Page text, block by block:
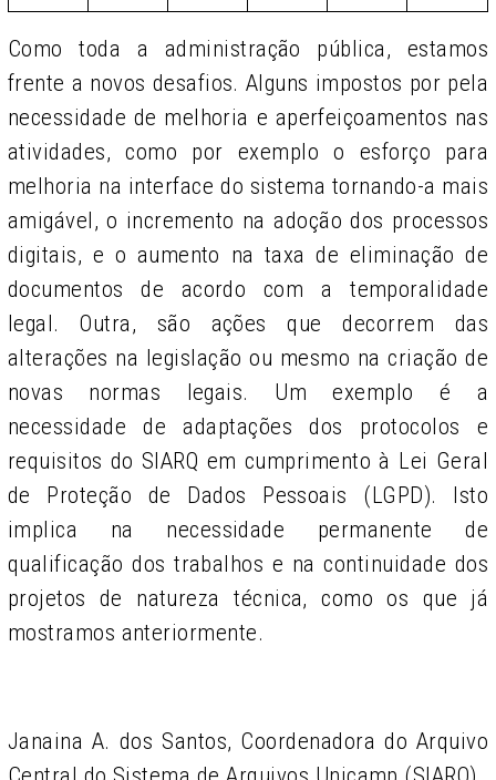
Como toda a administração pública, estamos
frente a novos desafios. Alguns impostos por pela
necessidade de melhoria e aperfeiçoamentos nas
atividades, como por exemplo o esforço para
melhoria na interface do sistema tornando-a mais
amigável, o incremento na adoção dos processos
digitais, e o aumento na taxa de eliminação de
documentos de acordo com a temporalidade
legal. Outra, são ações que decorrem das
alterações na legislação ou mesmo na criação de
novas normas legais. Um exemplo é a
necessidade deadaptações dos protocolos e
requisitos do SIARQ em cumprimento à Lei Geral
de Proteção de Dados Pessoais (LGPD). Isto
implica na necessidade permanente de
qualificação dos trabalhos e na continuidade dos
projetos de natureza técnica, como os que já
mostramos anteriormente.
Janaina A. dos Santos, Coordenadora do Arquivo